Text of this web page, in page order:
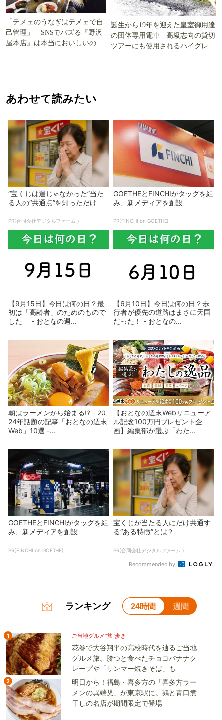
「テメェのうなぎはテメェで自
己管理」 SNSでバズる『野沢
屋本店』は本当においしいの
誕生から19年を迎えた皇室御用達
の団体専用電車 高級志向の貸切
ツアーにも使用されるハイグレー
あわせて読みたい
“宝くじは運じゃなかった”当た
る人の“共通点”を知っただけ
PR(合同会社デジタルファーム )
GOETHEとFINCHIがタッグを組
み、新メディアを創設
PR(FINCHI on GOETHE)
【9月15日】今日は何の日？最
初は「高齢者」のためのもので
した - おとなの週...
【6月10日】今日は何の日？歩
行者が優先の道路はまさに天国
だった！ - おとなの...
朝はラーメンから始まる!? 20
24年話題の記事「おとなの週末
Web」10選 -...
【おとなの週末Webリニューア
ル記念100万円プレゼント企
画】編集部が選ぶ「わた...
GOETHEとFINCHIがタッグを組
み、新メディアを創設
PR(FINCHI on GOETHE)
宝くじが当たる人にだけ共通す
る“ある特徴”とは？
PR(合同会社デジタルファーム )
Recommended by
ランキング 24時間 週間
1 ご当地グルメ“旅”歩き
花巻で大谷翔平の高校時代を辿るご当地
グルメ旅。勝つと食べたチョコバナナク
レープや「サンマー焼きそば」も
2
明日から！福島・喜多方の「喜多方ラー
メンの異端児」が東京駅に。鶏と青口煮
干しの名店が期間限定で登場